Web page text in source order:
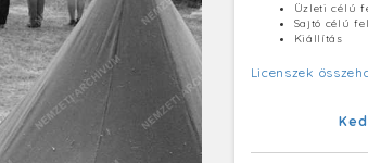
Üzleti célú
Sajtó célú
Kiállítás
Licenszek